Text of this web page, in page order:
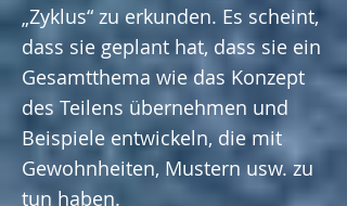
„Zyklus“ zu erkunden. Es scheint,
dass sie geplant hat, dass sie ein
Gesamtthema wie das Konzept
des Teilens übernehmen und
Beispiele entwickeln, die mit
Gewohnheiten, Mustern usw. zu
tun haben.